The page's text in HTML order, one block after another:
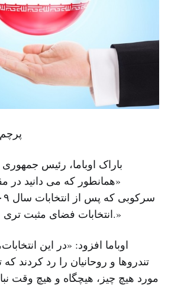
باراک اوباما، رئیس
«همانطور که می دانید در
انتخابات فضای مثبت تری به دنبال خود داشت.»
اوباما افزود: «در این
تندروها و روحانیان را رد کردند
مورد هیچ چیز، هیچگاه و هیچ وقت